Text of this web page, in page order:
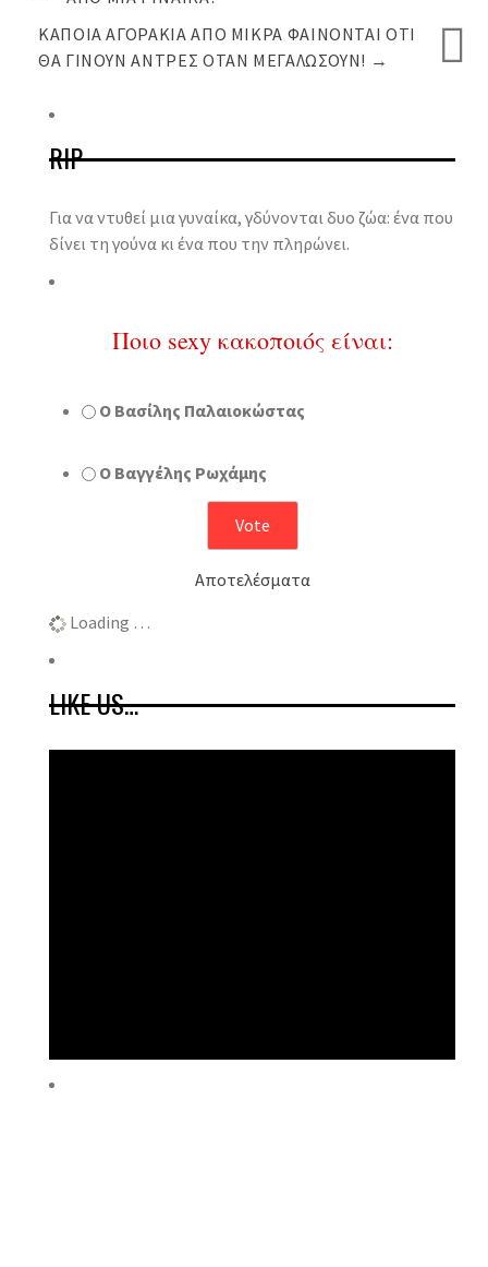
ΚΆΠΟΙΑ ΑΓΟΡΆΚΙΑ ΑΠΌ ΜΙΚΡΆ ΦΑΊΝΟΝΤΑΙ ΌΤΙ
ΘΑ ΓΊΝΟΥΝ ΆΝΤΡΕΣ ΌΤΑΝ ΜΕΓΑΛΏΣΟΥΝ! →
RIP
Για να ντυθεί μια γυναίκα, γδύνονται δυο ζώα: ένα που
δίνει τη γούνα κι ένα που την πληρώνει.
Ποιο sexy κακοποιός είναι:
Ο Βασίλης Παλαιοκώστας
Ο Βαγγέλης Ρωχάμης
Αποτελέσματα
Loading …
LIKE US…